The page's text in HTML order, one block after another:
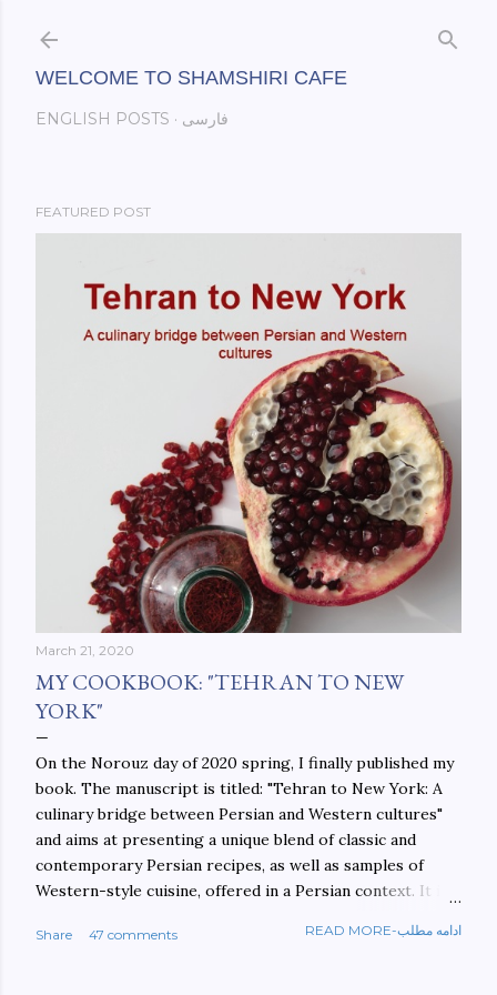
WELCOME TO SHAMSHIRI CAFE
ENGLISH POSTS فارسی
FEATURED POST
March 21, 2020
MY COOKBOOK: "TEHRAN TO NEW
YORK"
On the Norouz day of 2020 spring, I finally published my
book. The manuscript is titled: "Tehran to New York: A
culinary bridge between Persian and Western cultures"
and aims at presenting a unique blend of classic and
contemporary Persian recipes, as well as samples of
Western-style cuisine, offered in a Persian context. It is
walls. This book aims at constructing a bridge between
Share 47 comments READ MORE-ادامه مطلب